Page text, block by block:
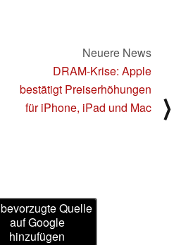
Neuere News
DRAM-Krise: Apple
bestätigt Preiserhöhungen
für iPhone, iPad und Mac
⟩
Quelle
auf Google
hinzufügen